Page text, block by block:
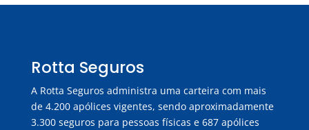
Rotta Seguros
A Rotta Seguros administra uma carteira com mais
de 4.200 apólices vigentes, sendo aproximadamente
3.300 seguros para pessoas físicas e 687 apólices